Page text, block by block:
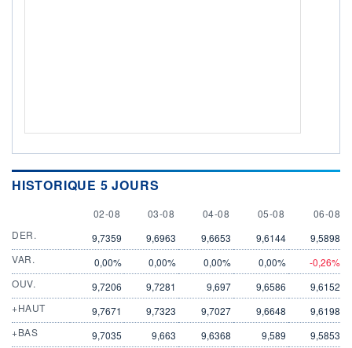
HISTORIQUE 5 JOURS
2 AUGUST
02-08 3 AUGUST
03-08 4 AUGUST
04-08 5 AUGUST
05-08 6
06-08
DER.
9,7359 9,6963 9,6653 9,6144
9,5898
VAR.
0,00% 0,00% 0,00% 0,00%
-0,26%
OUV.
9,7206 9,7281 9,697 9,6586
9,6152
+HAUT
9,7671 9,7323 9,7027 9,6648
9,6198
+BAS
9,7035 9,663 9,6368 9,589
9,5853